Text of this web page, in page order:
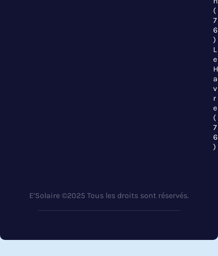
(
7
6
)
L
e
H
a
v
r
e
(
7
6
)
E’Solaire ©2025 Tous les droits sont réservés.